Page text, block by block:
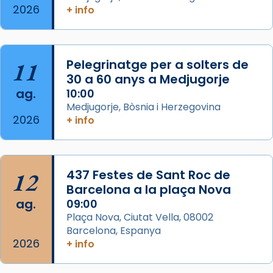
col·laboradors, a la Catedral de Barcelona.
L’arquebisbe de Barcelona, el cardenal Joan
Josep Omella, ha presidit la missa i l’ha
concelebrat el bisbe auxiliar de Barcelona,
Mons. David Abadías.
📸 Dr. G. Simón
Photo
View on Facebook · Share
Arquebisbat de Barcelona
2 weeks ago
Memòria de les santes Juliana i
Semproniana, verges i màrtirs.
Acompanyant la història de sant Cugat, a
partir de l’Edat Mitjana sorgeix la tradició
2026
+ info
11
ag.
2026
Pelegrinatge per a solters de
30 a 60 anys a Medjugorje
10:00
Medjugorje, Bòsnia i Herzegovina
+ info
12
ag.
2026
437 Festes de Sant Roc de
Barcelona a la plaça Nova
09:00
Plaça Nova, Ciutat Vella, 08002
Barcelona, Espanya
+ info